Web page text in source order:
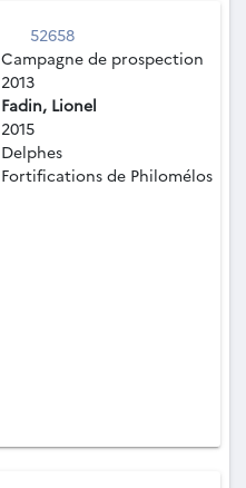
52658
Campagne de prospection
2013
Fadin, Lionel
2015
Delphes
Fortifications de Philomélos